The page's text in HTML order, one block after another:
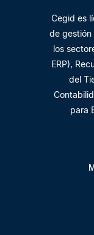
Cegid es
de gestión
los
ERP),
del
para